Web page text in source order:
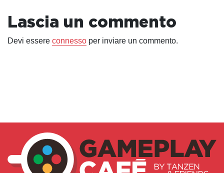
Lascia un commento
Devi essere connesso per inviare un commento.